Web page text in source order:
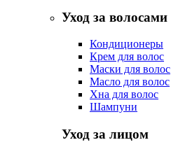
Уход за волосами
Кондиционеры
Крем для волос
Маски для волос
Масло для волос
Хна для волос
Шампуни
Уход за лицом